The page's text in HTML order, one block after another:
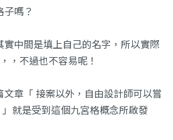
嗎？
中間是填上自己的名字，所以實際
，不過也不容易呢！
文章「 接案以外，自由設計師可以嘗
」就是受到這個九宮格概念所啟發